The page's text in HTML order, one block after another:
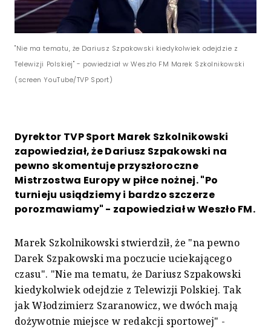
"Nie ma tematu, że Dariusz Szpakowski kiedykolwiek odejdzie z
Telewizji Polskiej" - powiedział w Weszło FM Marek Szkolnikowski
(screen YouTube/TVP Sport)
Dyrektor TVP Sport Marek Szkolnikowski
zapowiedział, że Dariusz Szpakowski na
pewno skomentuje przyszłoroczne
Mistrzostwa Europy w piłce nożnej. "Po
turnieju usiądziemy i bardzo szczerze
porozmawiamy" - zapowiedział w Weszło FM.
Marek Szkolnikowski stwierdził, że "na pewno
Darek Szpakowski ma poczucie uciekającego
czasu". "Nie ma tematu, że Dariusz Szpakowski
kiedykolwiek odejdzie z Telewizji Polskiej. Tak
jak Włodzimierz Szaranowicz, we dwóch mają
dożywotnie miejsce w redakcji sportowej" -